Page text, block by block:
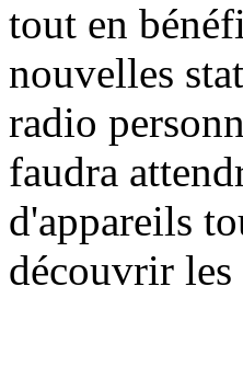
tout en
nouvelles
radio
faudra
d'appareils
découvrir les